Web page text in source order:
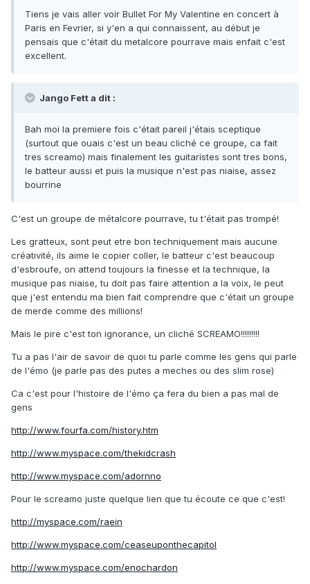
Tiens je vais aller voir Bullet For My Valentine en concert à
Paris en Fevrier, si y'en a qui connaissent, au début je
pensais que c'était du metalcore pourrave mais enfait c'est
excellent.
Jango Fett a dit :
Bah moi la premiere fois c'était pareil j'étais sceptique
(surtout que ouais c'est un beau cliché ce groupe, ca fait
tres screamo) mais finalement les guitaristes sont tres bons,
le batteur aussi et puis la musique n'est pas niaise, assez
bourrine
C'est un groupe de métalcore pourrave, tu t'était pas trompé!
Les gratteux, sont peut etre bon techniquement mais aucune
créativité, ils aime le copier coller, le batteur c'est beaucoup
d'esbroufe, on attend toujours la finesse et la technique, la
musique pas niaise, tu doit pas faire attention a la voix, le peut
que j'est entendu ma bien fait comprendre que c'était un groupe
de merde comme des millions!
Mais le pire c'est ton ignorance, un cliché SCREAMO!!!!!!!!!
Tu a pas l'air de savoir de quoi tu parle comme les gens qui parle
de l'émo (je parle pas des putes a meches ou des slim rose)
Ca c'est pour l'histoire de l'émo ça fera du bien a pas mal de
gens
http://www.fourfa.com/history.htm
http://www.myspace.com/thekidcrash
http://www.myspace.com/adornno
Pour le screamo juste quelque lien que tu écoute ce que c'est!
http://myspace.com/raein
http://www.myspace.com/ceaseuponthecapitol
http://www.myspace.com/enochardon